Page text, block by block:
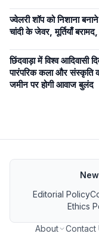
ज्वेलरी शॉप को निशाना
चांदी के जेवर, मूर्तियाँ
छिंदवाड़ा में विश्व आदिवासी
पारंपरिक कला और
जमीन पर होगी आवाज बुलंद
Editorial Policy
Ethics
About Contact